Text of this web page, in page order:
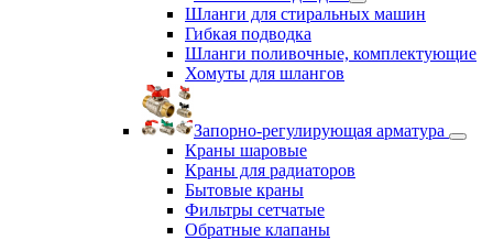
Шланги для стиральных машин
Гибкая подводка
Шланги поливочные, комплектующие
Хомуты для шлангов
Запорно-регулирующая арматура
Краны шаровые
Краны для радиаторов
Бытовые краны
Фильтры сетчатые
Обратные клапаны